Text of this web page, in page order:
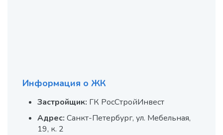
Информация о ЖК
Застройщик: ГК РосСтройИнвест
Адрес: Санкт-Петербург, ул. Мебельная,
19, к. 2